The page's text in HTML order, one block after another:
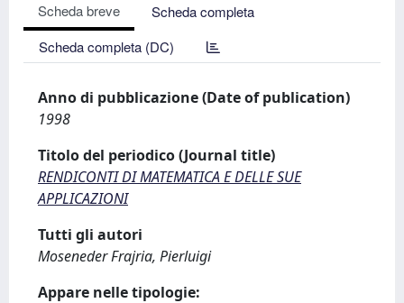
Scheda breve
Scheda completa
Scheda completa (DC)
Anno di pubblicazione (Date of publication)
1998
Titolo del periodico (Journal title)
RENDICONTI DI MATEMATICA E DELLE SUE
APPLICAZIONI
Tutti gli autori
Moseneder Frajria, Pierluigi
Appare nelle tipologie: